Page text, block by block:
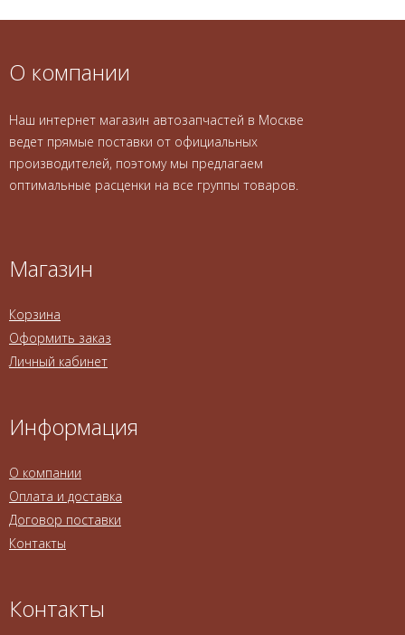
О компании
Наш интернет магазин автозапчастей в Москве
ведет прямые поставки от официальных
производителей, поэтому мы предлагаем
оптимальные расценки на все группы товаров.
Магазин
Корзина
Оформить заказ
Личный кабинет
Информация
О компании
Оплата и доставка
Договор поставки
Контакты
Контакты